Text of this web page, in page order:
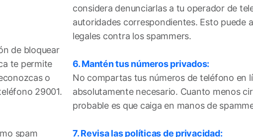
de bloquear
te permite
o
29001.
spam
considera denunciarlas a tu operador de
autoridades correspondientes. Esto puede
legales contra los spammers.
6. Mantén tus números privados:
No compartas tus números de teléfono en
absolutamente necesario. Cuanto menos
probable es que caiga en manos de
7. Revisa las políticas de privacidad: